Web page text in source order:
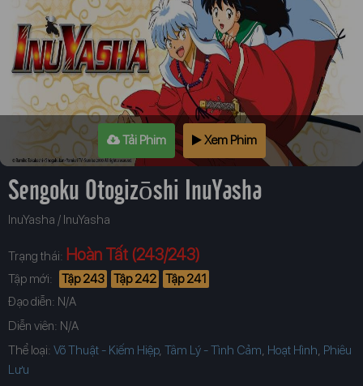
Tải Phim Xem Phim
Sengoku Otogizōshi InuYasha
InuYasha / InuYasha
Trạng thái: Hoàn Tất (243/243)
Tập mới: Tập 243 Tập 242
Tập 241
Đạo diễn: N/A
Diễn viên: N/A
Thể loại: Võ Thuật - Kiếm Hiệp, Tâm Lý - Tình Cảm, Hoạt Hình, Phiêu
Lưu